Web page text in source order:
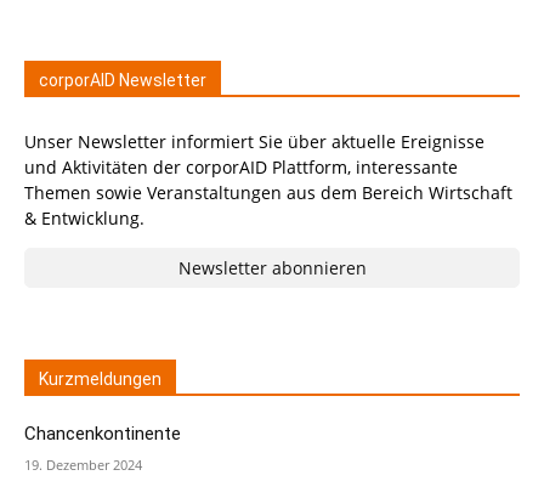
corporAID Newsletter
Unser Newsletter informiert Sie über aktuelle Ereignisse
und Aktivitäten der corporAID Plattform, interessante
Themen sowie Veranstaltungen aus dem Bereich Wirtschaft
& Entwicklung.
Newsletter abonnieren
Kurzmeldungen
Chancenkontinente
19. Dezember 2024